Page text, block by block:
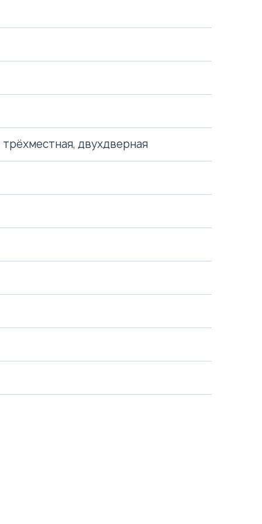
двухдверная